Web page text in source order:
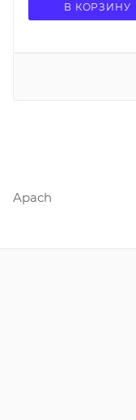
В КОРЗИНУ
Apach